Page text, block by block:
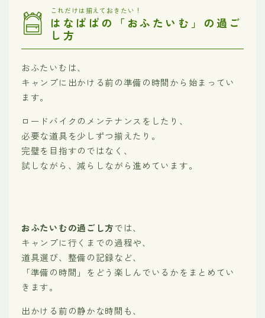
これだけは揃えておきたい！
はなぱぱの「おふたいむ」の過ご
し方
おふたいむは、
キャンプに出かける前の準備の時間から始まってい
ます。
ロードバイクのメンテナンスをしたり、
必要な道具を少しずつ揃えたり。
完璧を目指すのではなく、
試しながら、減らしながら進めています。
おふたいむの過ごし方では、
キャンプに行くまでの過程や、
道具選び、整備の記録など、
「準備の時間」をどう楽しんでいるかをまとめてい
きます。
出かける前の静かな時間も、